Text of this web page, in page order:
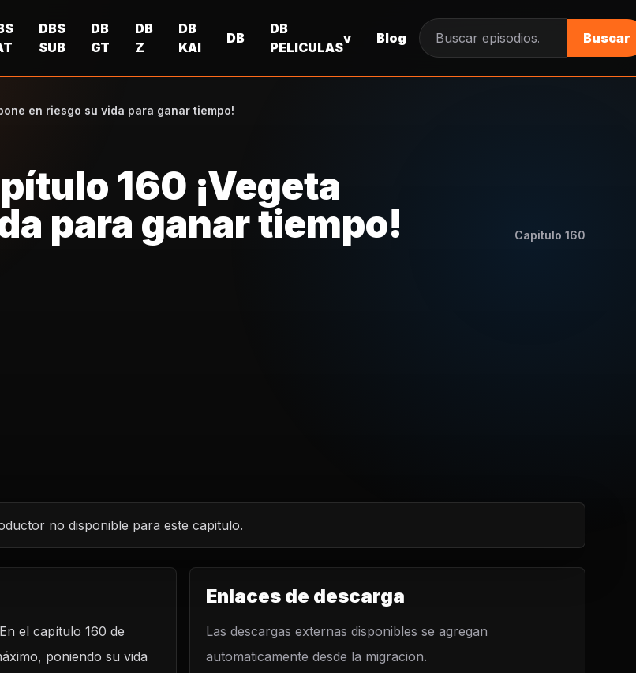
DBS
SUB
DB
GT
DB
Z
DB
KAI
DB
DB
PELICULAS
v Blog
Buscar episodios
Buscar
en riesgo su vida para ganar tiempo!
160 ¡Vegeta
para ganar tiempo!
Capitulo 160
no disponible para este capitulo.
el capítulo 160 de
poniendo su vida
Enlaces de descarga
Las descargas externas disponibles se agregan
automaticamente desde la migracion.